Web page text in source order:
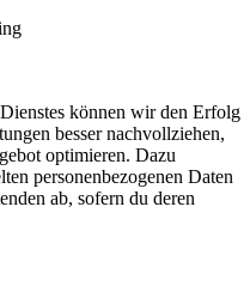
können wir den Erfolg
besser nachvollziehen,
optimieren. Dazu
personenbezogenen Daten
ab, sofern du deren